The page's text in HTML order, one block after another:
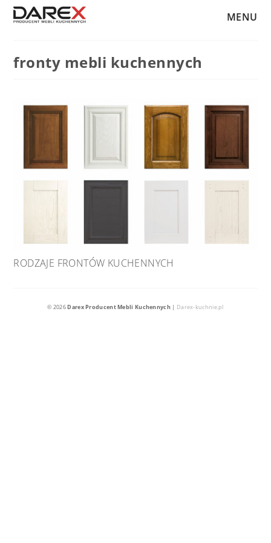
MENU
fronty mebli kuchennych
RODZAJE FRONTÓW KUCHENNYCH
© 2026Darex Producent Mebli Kuchennych | Darex-kuchnie.pl